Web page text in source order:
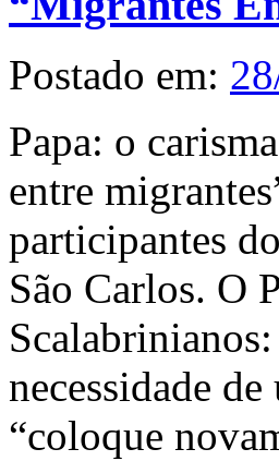
Postado em:
Papa: o
entre
participantes
São Carlos. O
necessidade
“coloque